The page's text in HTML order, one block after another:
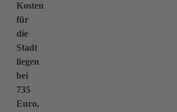
Kosten
für
die
Stadt
liegen
bei
735
Euro,